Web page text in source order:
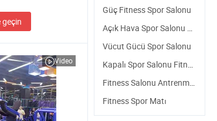
geçin
Video
Güç Fitness Spor Salonu
Açık Hava Spor Salonu Fitness
Vücut Gücü Spor Salonu
Kapalı Spor Salonu Fitness
Fitness Salonu Antrenmanı
Fitness Spor Matı